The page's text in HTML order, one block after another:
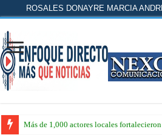
ROSALES DONAYRE MARCIA
Más de 1,000 actores locales